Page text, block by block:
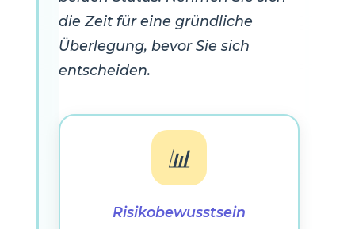
die Zeit für eine gründliche
Überlegung, bevor Sie sich
entscheiden.
📊
Risikobewusstsein